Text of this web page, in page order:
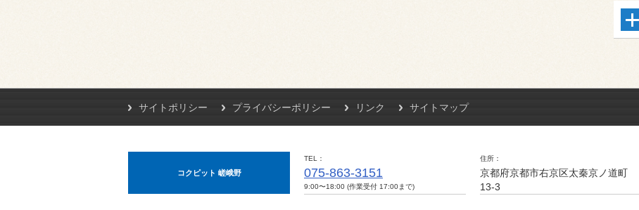
サイトポリシー プライバシーポリシー リンク サイトマップ
コクピット 嵯峨野
TEL
075-863-3151
9:00〜18:00 (作業受付 17:00まで)
住所
京都府京都市右京区太秦京ノ道町
13-3